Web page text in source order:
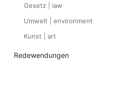
Gesetz | law
Umwelt | environment
Kunst | art
Redewendungen